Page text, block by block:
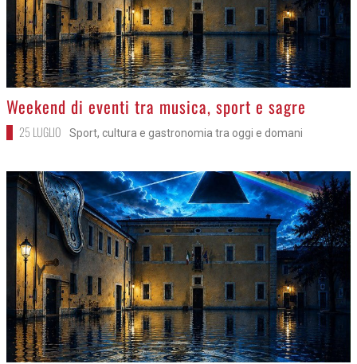
>
Weekend di eventi tra musica, sport e sagre
25 LUGLIO Sport, cultura e gastronomia tra oggi e domani